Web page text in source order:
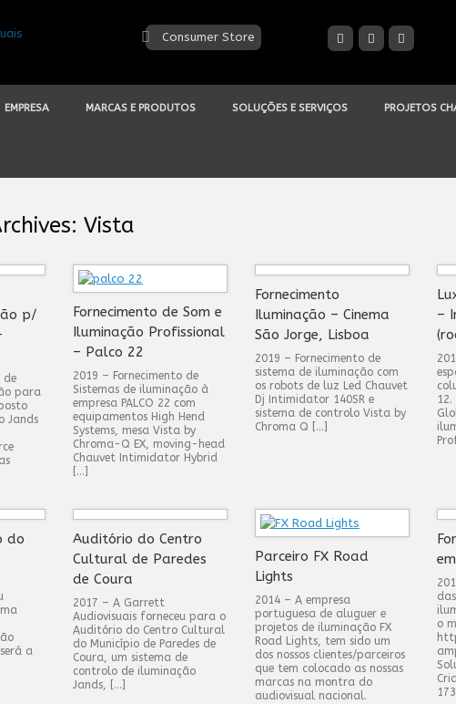
Consumer Store
EMPRESA MARCAS E PRODUTOS SOLUÇÕES E SERVIÇOS PROJETOS
Vista
p/
de
para
Jands
Fornecimento de Som e
Iluminação Profissional
– Palco 22
2019 – Fornecimento de
Sistemas de iluminação à
empresa PALCO 22 com
equipamentos High Hend
Systems, mesa Vista by
Chroma-Q EX, moving-head
Chauvet Intimidator Hybrid
[…]
Fornecimento
Iluminação – Cinema
São Jorge, Lisboa
2019 – Fornecimento de
sistema de iluminação com
os robots de luz Led Chauvet
Dj Intimidator 140SR e
sistema de controlo Vista by
Chroma Q […]
–
do
a
Auditório do Centro
Cultural de Paredes
de Coura
2017 – A Garrett
Audiovisuais forneceu para o
Auditório do Centro Cultural
do Município de Paredes de
Coura, um sistema de
controlo de iluminação
Jands, […]
Parceiro FX Road
Lights
2014 – A empresa
portuguesa de aluguer e
projetos de iluminação FX
Road Lights, tem sido um
dos nossos clientes/parceiros
que tem colocado as nossas
marcas na montra do
audiovisual nacional.
o